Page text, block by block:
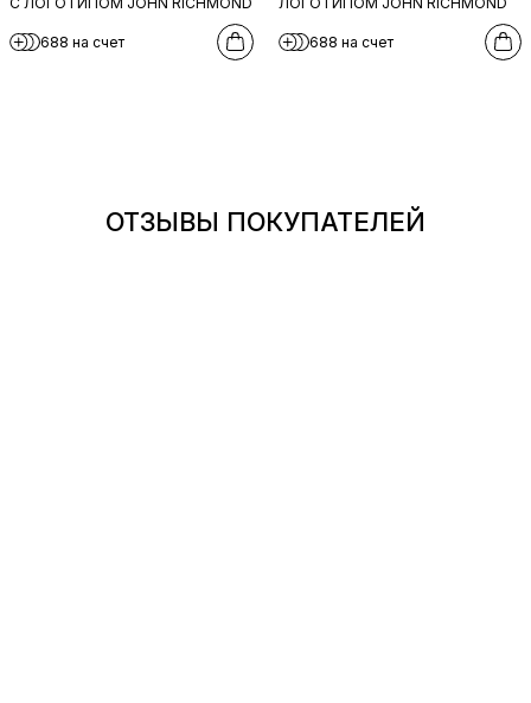
688 на счет 688 на счет
ОТЗЫВЫ ПОКУПАТЕЛЕЙ